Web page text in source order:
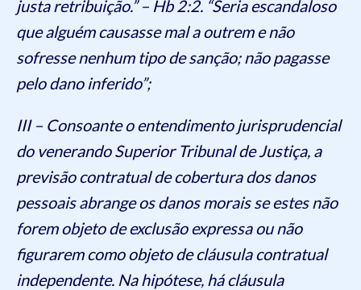
justa retribuição.” – Hb 2:2. “Seria escandaloso
que alguém causasse mal a outrem e não
sofresse nenhum tipo de sanção; não pagasse
pelo dano inferido”;
III – Consoante o entendimento jurisprudencial
do venerando Superior Tribunal de Justiça, a
previsão contratual de cobertura dos danos
pessoais abrange os danos morais se estes não
forem objeto de exclusão expressa ou não
figurarem como objeto de cláusula contratual
independente. Na hipótese, há cláusula